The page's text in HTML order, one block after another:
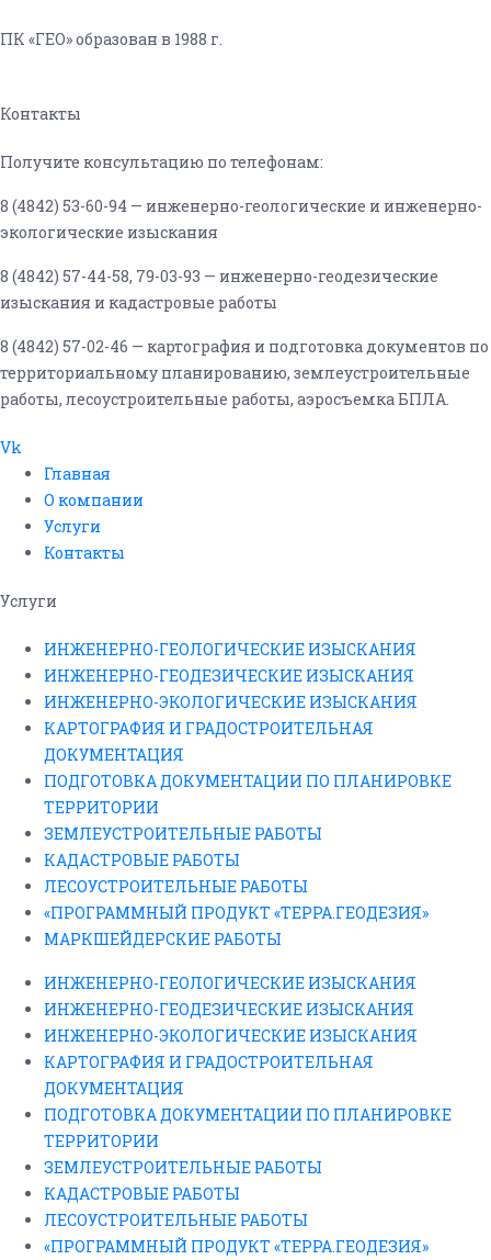
ПК «ГЕО» образован в 1988 г.
Контакты
Получите консультацию по телефонам:
8 (4842) 53-60-94 — инженерно-геологические и инженерно-
экологические изыскания
8 (4842) 57-44-58, 79-03-93 — инженерно-геодезические
изыскания и кадастровые работы
8 (4842) 57-02-46 — картография и подготовка документов по
территориальному планированию, землеустроительные
работы, лесоустроительные работы, аэросъемка БПЛА.
Vk
Главная
О компании
Услуги
Контакты
Услуги
ИНЖЕНЕРНО-ГЕОЛОГИЧЕСКИЕ ИЗЫСКАНИЯ
ИНЖЕНЕРНО-ГЕОДЕЗИЧЕСКИЕ ИЗЫСКАНИЯ
ИНЖЕНЕРНО-ЭКОЛОГИЧЕСКИЕ ИЗЫСКАНИЯ
КАРТОГРАФИЯ И ГРАДОСТРОИТЕЛЬНАЯ
ДОКУМЕНТАЦИЯ
ПОДГОТОВКА ДОКУМЕНТАЦИИ ПО ПЛАНИРОВКЕ
ТЕРРИТОРИИ
ЗЕМЛЕУСТРОИТЕЛЬНЫЕ РАБОТЫ
КАДАСТРОВЫЕ РАБОТЫ
ЛЕСОУСТРОИТЕЛЬНЫЕ РАБОТЫ
«ПРОГРАММНЫЙ ПРОДУКТ «ТЕРРА.ГЕОДЕЗИЯ»
МАРКШЕЙДЕРСКИЕ РАБОТЫ
ИНЖЕНЕРНО-ГЕОЛОГИЧЕСКИЕ ИЗЫСКАНИЯ
ИНЖЕНЕРНО-ГЕОДЕЗИЧЕСКИЕ ИЗЫСКАНИЯ
ИНЖЕНЕРНО-ЭКОЛОГИЧЕСКИЕ ИЗЫСКАНИЯ
КАРТОГРАФИЯ И ГРАДОСТРОИТЕЛЬНАЯ
ДОКУМЕНТАЦИЯ
ПОДГОТОВКА ДОКУМЕНТАЦИИ ПО ПЛАНИРОВКЕ
ТЕРРИТОРИИ
ЗЕМЛЕУСТРОИТЕЛЬНЫЕ РАБОТЫ
КАДАСТРОВЫЕ РАБОТЫ
ЛЕСОУСТРОИТЕЛЬНЫЕ РАБОТЫ
«ПРОГРАММНЫЙ ПРОДУКТ «ТЕРРА.ГЕОДЕЗИЯ»